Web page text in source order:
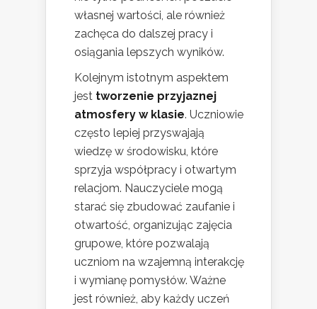
własnej wartości, ale również
zachęca do dalszej pracy i
osiągania lepszych wyników.
Kolejnym istotnym aspektem
jest tworzenie przyjaznej
atmosfery w klasie. Uczniowie
często lepiej przyswajają
wiedzę w środowisku, które
sprzyja współpracy i otwartym
relacjom. Nauczyciele mogą
starać się zbudować zaufanie i
otwartość, organizując zajęcia
grupowe, które pozwalają
uczniom na wzajemną interakcję
i wymianę pomysłów. Ważne
jest również, aby każdy uczeń